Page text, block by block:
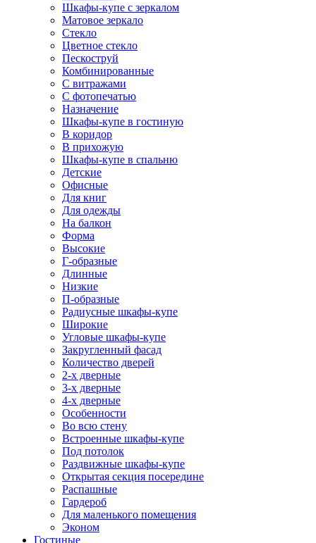
Шкафы-купе с зеркалом
Матовое зеркало
Стекло
Цветное стекло
Пескоструй
Комбинированные
С витражами
С фотопечатью
Назначение
Шкафы-купе в гостиную
В коридор
В прихожую
Шкафы-купе в спальню
Детские
Офисные
Для книг
Для одежды
На балкон
Форма
Высокие
Г-образные
Длинные
Низкие
П-образные
Радиусные шкафы-купе
Широкие
Угловые шкафы-купе
Закругленный фасад
Количество дверей
2-х дверные
3-х дверные
4-х дверные
Особенности
Во всю стену
Встроенные шкафы-купе
Под потолок
Раздвижные шкафы-купе
Открытая секция посередине
Распашные
Гардероб
Для маленького помещения
Эконом
Гостиные